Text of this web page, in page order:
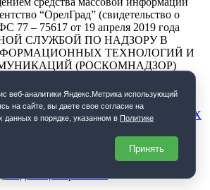
“ОрелГрад” (свидетельство о
77 – 75617 от 19 апреля 2019 года
СЛУЖБОЙ ПО НАДЗОРУ В
ТЕХНОЛОГИЙ И
(РОСКОМНАДЗОР)
ПЕРСОНАЛЬНЫХ ДАННЫХ
веб-аналитики Яндекс.Метрика использующий
на сайте, вы даете свое согласие на
данных в порядке, указанном в Политике
Принять